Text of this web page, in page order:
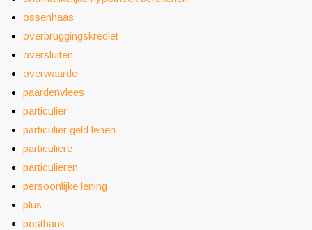
ossenhaas
overbruggingskrediet
oversluiten
overwaarde
paardenvlees
particulier
particulier geld lenen
particuliere
particulieren
persoonlijke lening
plus
postbank